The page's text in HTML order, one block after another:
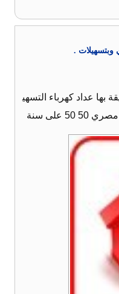
عداد كهرباء التسهي